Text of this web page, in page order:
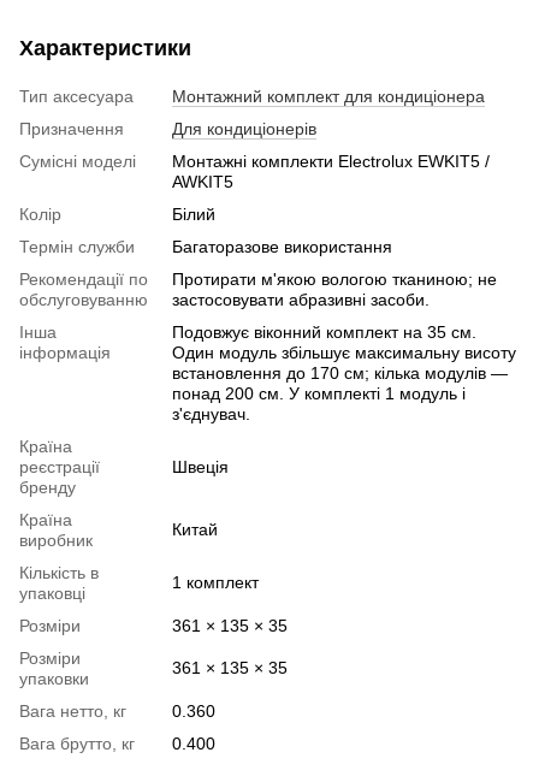
Характеристики
Тип аксесуара
Монтажний комплект для кондиціонера
Призначення
Для кондиціонерів
Сумісні моделі
Монтажні комплекти Electrolux EWKIT5 /
AWKIT5
Колір
Білий
Термін служби
Багаторазове використання
Рекомендації по
обслуговуванню
Протирати м'якою вологою тканиною; не
застосовувати абразивні засоби.
Інша
інформація
Подовжує віконний комплект на 35 см.
Один модуль збільшує максимальну висоту
встановлення до 170 см; кілька модулів —
понад 200 см. У комплекті 1 модуль і
з'єднувач.
Країна
реєстрації
бренду
Швеція
Країна
виробник
Китай
Кількість в
упаковці
1 комплект
Розміри
361 × 135 × 35
Розміри
упаковки
361 × 135 × 35
Вага нетто, кг
0.360
Вага брутто, кг
0.400